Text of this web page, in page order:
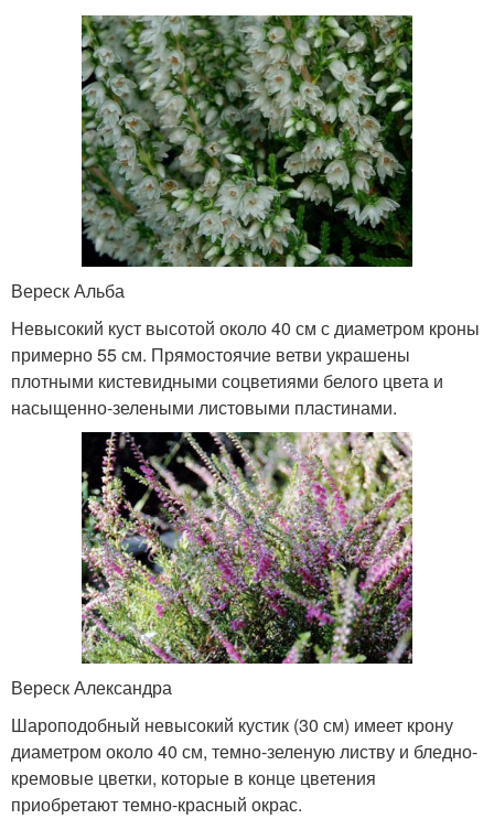
Вереск Альба
Невысокий куст высотой около 40 см с диаметром кроны
примерно 55 см. Прямостоячие ветви украшены
плотными кистевидными соцветиями белого цвета и
насыщенно-зелеными листовыми пластинами.
Вереск Александра
Шароподобный невысокий кустик (30 см) имеет крону
диаметром около 40 см, темно-зеленую листву и бледно-
кремовые цветки, которые в конце цветения
приобретают темно-красный окрас.